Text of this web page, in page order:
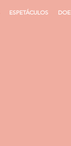
ESPETÁCULOS DOE